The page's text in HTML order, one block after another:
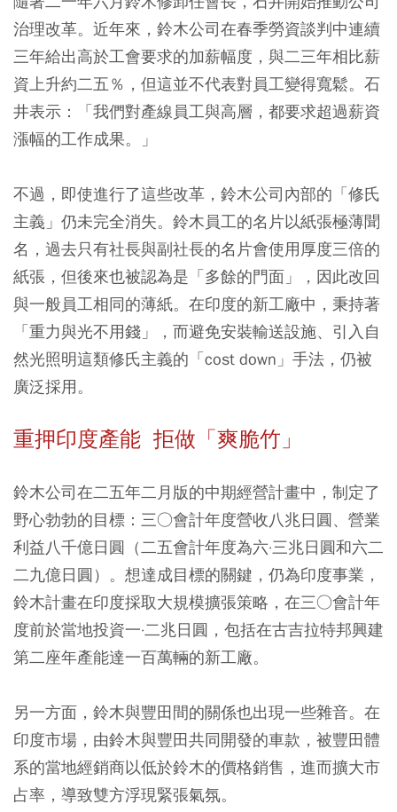
治理改革。近年來，鈴木公司在春季勞資談判中連續
三年給出高於工會要求的加薪幅度，與二三年相比薪
資上升約二五％，但這並不代表對員工變得寬鬆。石
井表示：「我們對產線員工與高層，都要求超過薪資
漲幅的工作成果。」
不過，即使進行了這些改革，鈴木公司內部的「修氏
主義」仍未完全消失。鈴木員工的名片以紙張極薄聞
名，過去只有社長與副社長的名片會使用厚度三倍的
紙張，但後來也被認為是「多餘的門面」，因此改回
與一般員工相同的薄紙。在印度的新工廠中，秉持著
「重力與光不用錢」，而避免安裝輸送設施、引入自
然光照明這類修氏主義的「cost down」手法，仍被
廣泛採用。
重押印度產能 拒做「爽脆竹」
鈴木公司在二五年二月版的中期經營計畫中，制定了
野心勃勃的目標：三○會計年度營收八兆日圓、營業
利益八千億日圓（二五會計年度為六·三兆日圓和六二
二九億日圓）。想達成目標的關鍵，仍為印度事業，
鈴木計畫在印度採取大規模擴張策略，在三○會計年
度前於當地投資一·二兆日圓，包括在古吉拉特邦興建
第二座年產能達一百萬輛的新工廠。
另一方面，鈴木與豐田間的關係也出現一些雜音。在
印度市場，由鈴木與豐田共同開發的車款，被豐田體
系的當地經銷商以低於鈴木的價格銷售，進而擴大市
占率，導致雙方浮現緊張氣氛。